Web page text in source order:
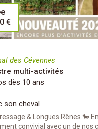
€
des Cévennes
multi-activités
dès 10 ans
son cheval
& Longues Rênes 🐎
convivial avec un de nos